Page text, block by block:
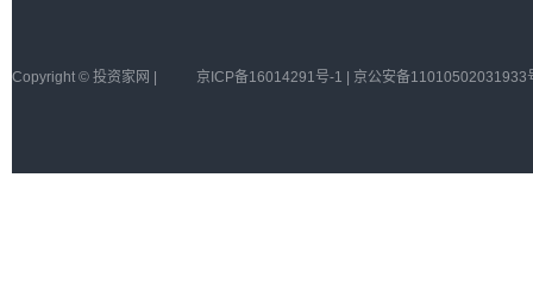
Copyright © 投资家网 | 京ICP备16014291号-1 | 京公安备11010502031933